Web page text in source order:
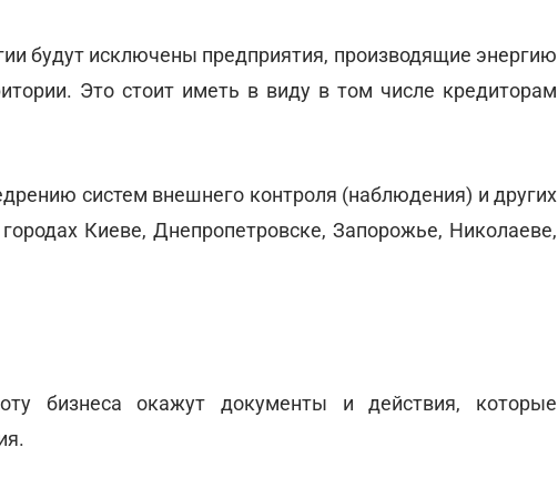
будут исключены предприятия, производящие энергию
Это стоит иметь в виду в том числе кредиторам
систем внешнего контроля (наблюдения) и других
Киеве, Днепропетровске, Запорожье, Николаеве,
бизнеса окажут документы и действия, которые